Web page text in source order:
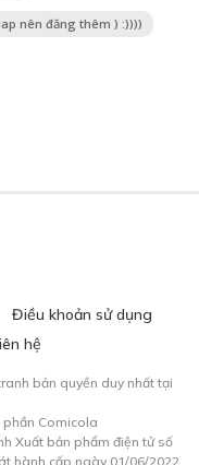
nên đăng thêm ) :))))
Điều khoản sử dụng
hệ
bản quyền duy nhất tại
phần Comicola
Xuất bản phẩm điện tử số
hành cấp ngày 01/06/2022